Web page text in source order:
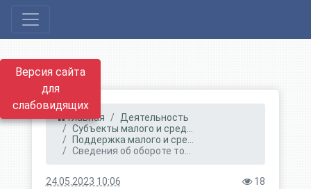
Версия сайта
для
слабовидящих
Главная
Деятельность
Субъекты малого и сред...
Поддержка малого и сре...
Сведения об обороте то...
24.05.2023 10:06 18